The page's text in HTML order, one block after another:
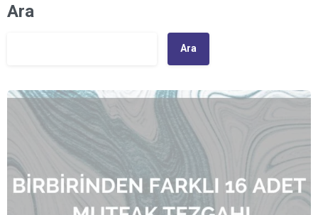
Ara
Ara